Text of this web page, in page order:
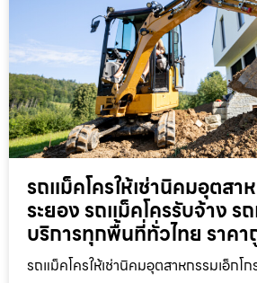
รถแม็คโครให้เช่านิคมอุตสา
ระยอง รถแม็คโครรับจ้าง รถ
บริการทุกพื้นที่ทั่วไทย ราคา
รถแม็คโครให้เช่านิคมอุตสาหกรรมเอ็กโก